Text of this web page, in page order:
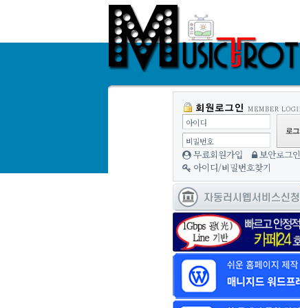
아이디
비밀번호
무료회원가입
보안로그인
아이디/비밀번호찾기